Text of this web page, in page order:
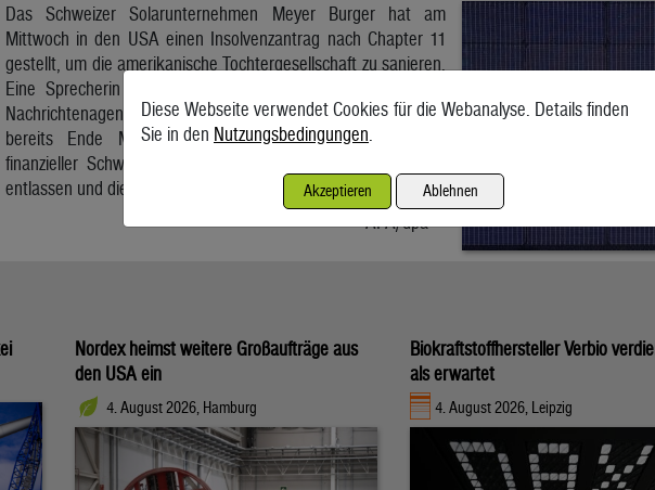
Das Schweizer Solarunternehmen Meyer Burger hat am
Mittwoch in den USA einen Insolvenzantrag nach Chapter 11
gestellt, um die amerikanische Tochtergesellschaft zu sanieren.
Eine Sprecherin bestätigte Mittwochabend auf Anfrage der
Nachrichtenagentur AWP entsprechende Medienberichte. Wie
bereits Ende Mai gemeldet, hat Meyer Burger wegen
finanzieller Schwierigkeiten in den USA alle 282 Mitarbeiter
entlassen und die Produktion von Solarmodulen gestoppt.
APA/dpa
Nordex heimst weitere Großaufträge aus
den USA ein
4. August 2026, Hamburg
Biokraftstoffhersteller Verbio
als erwartet
4. August 2026, Leipzig
Diese Webseite verwendet Cookies für die Webanalyse. Details finden
Sie in den Nutzungsbedingungen.
Akzeptieren Ablehnen